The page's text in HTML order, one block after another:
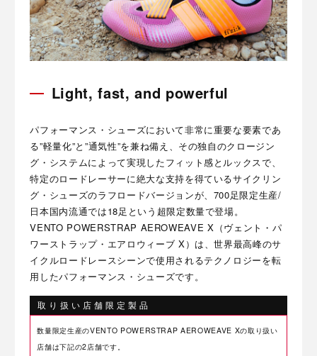
Light, fast, and powerful
パフォーマンス・シューズにおいて非常に重要な要素であ
る”軽量化”と”通気性”を兼ね備え、その独自のクロージン
グ・システムによって実現したフィット感とルックスで、
特定のロードレーサーに絶大な支持を得ているサイクリン
グ・シューズのラフロードバージョンが、700足限定生産/
日本国内流通では18足という超限定数量で登場。
VENTO POWERSTRAP AEROWEAVE X（ヴェント・パ
ワーストラップ・エアロウィーブ X）は、世界最高峰のサ
イクルロードレースシーンで使用されるテクノロジーを転
用したパフォーマンス・シューズです。
取り扱い店舗限定製品
数量限定生産のVENTO POWERSTRAP AEROWEAVE Xの取り扱い
店舗は下記の2店舗です。